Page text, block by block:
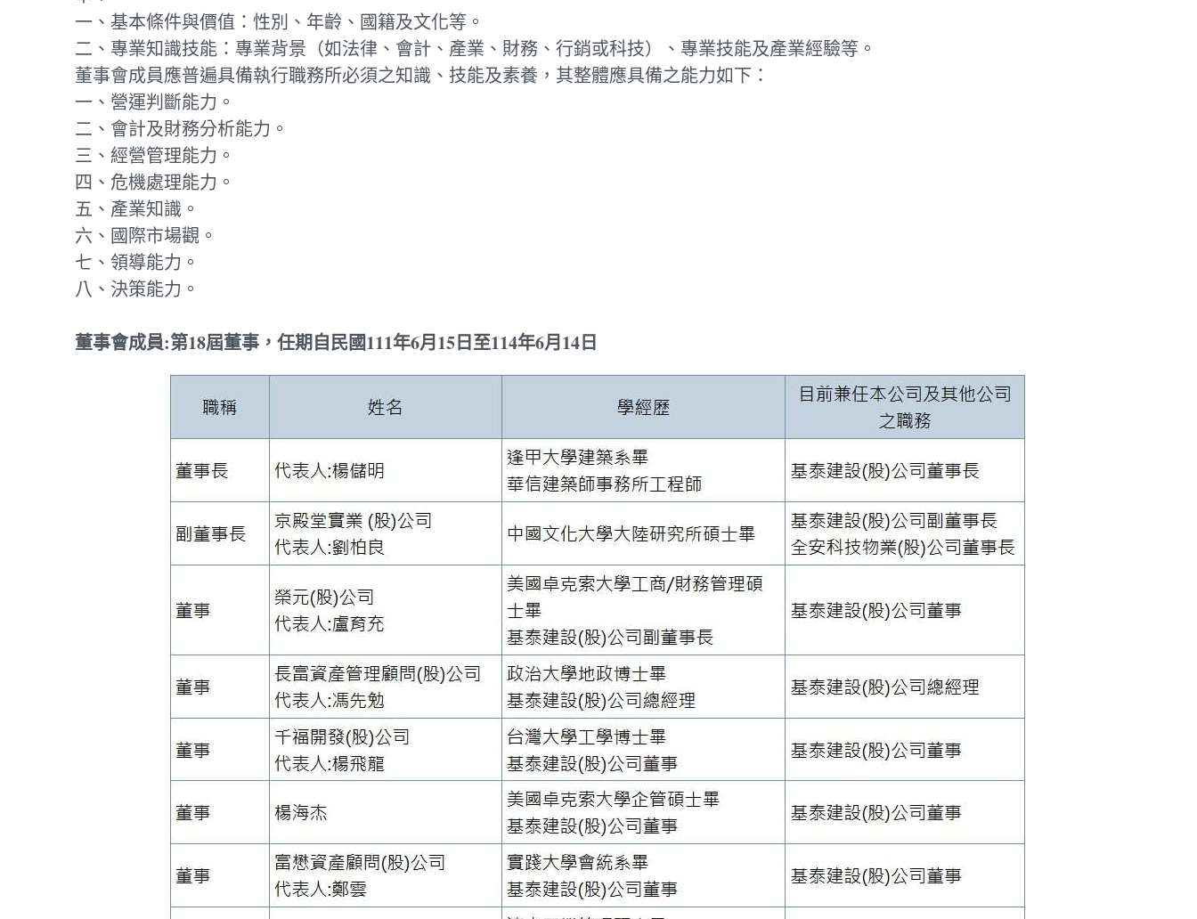
二、專業知識技能：專業背景（如法律、會計、產業、財務、行銷或科技）、專業技能及產業經驗等。
董事會成員應普遍具備執行職務所必須之知識、技能及素養，其整體應具備之能力如下：
一、營運判斷能力。
二、會計及財務分析能力。
三、經營管理能力。
四、危機處理能力。
五、產業知識。
六、國際市場觀。
七、領導能力。
八、決策能力。